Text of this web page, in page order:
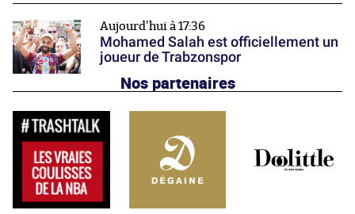
Aujourd'hui à 17:36
Mohamed Salah est officiellement un
joueur de Trabzonspor
Nos partenaires